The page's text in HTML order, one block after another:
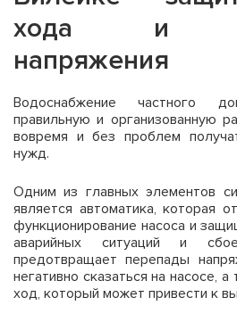
хода и
напряжения
Водоснабжение частного
правильную и организованную
вовремя и без проблем
нужд.
Одним из главных элементов
является автоматика, которая
функционирование насоса и
аварийных ситуаций и
предотвращает перепады
негативно сказаться на насосе,
ход, который может привести к